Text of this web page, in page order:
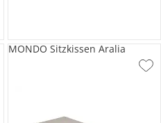
MONDO Sitzkissen Aralia